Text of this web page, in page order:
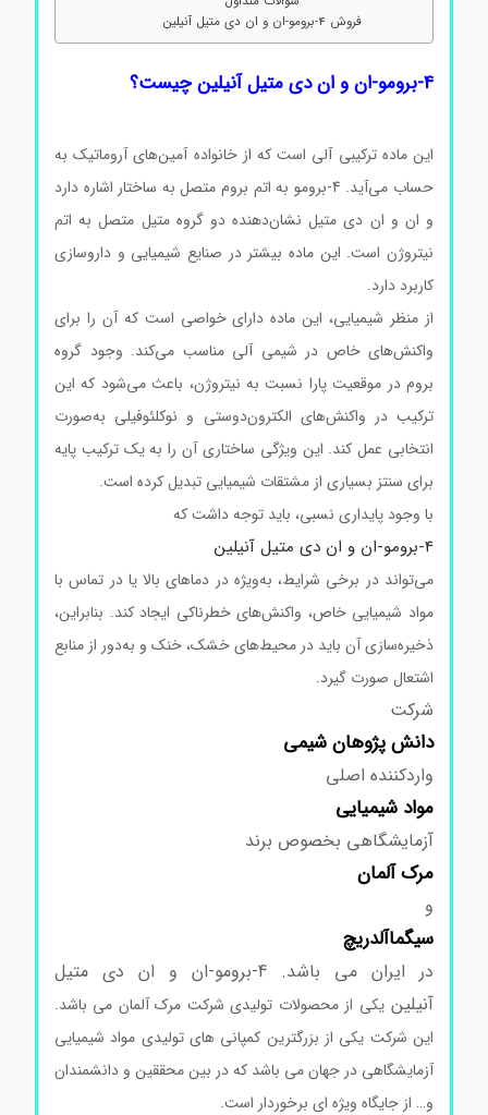
فروش 4-برومو-ان و ان دی متیل آنیلین
این ماده ترکیبی آلی است که از خانواده آمین‌های آروماتیک به
حساب می‌آید. 4-برومو به اتم بروم متصل به ساختار اشاره دارد
و ان و ان دی متیل نشان‌دهنده دو گروه متیل متصل به اتم
نیتروژن است. این ماده بیشتر در صنایع شیمیایی و داروسازی
کاربرد دارد.
از منظر شیمیایی، این ماده دارای خواصی است که آن را برای
واکنش‌های خاص در شیمی آلی مناسب می‌کند. وجود گروه
بروم در موقعیت پارا نسبت به نیتروژن، باعث می‌شود که این
ترکیب در واکنش‌های الکترون‌دوستی و نوکلئوفیلی به‌صورت
انتخابی عمل کند. این ویژگی ساختاری آن را به یک ترکیب پایه
برای سنتز بسیاری از مشتقات شیمیایی تبدیل کرده است.
با وجود پایداری نسبی، باید توجه داشت که
می‌تواند در برخی شرایط، به‌ویژه در دماهای بالا یا در تماس با
مواد شیمیایی خاص، واکنش‌های خطرناکی ایجاد کند. بنابراین،
ذخیره‌سازی آن باید در محیط‌های خشک، خنک و به‌دور از منابع
اشتعال صورت گیرد.
شرکت
دانش پژوهان شیمی
واردکننده اصلی
موادشیمیایی
آزمایشگاهی بخصوص برند
مرکآلمان
سیگماآلدریچ
در ایران می باشد. 4-برومو-ان و ان دی متیل
آنیلین یکی از محصولات تولیدی شرکت مرک آلمان می باشد.
این شرکت یکی از بزرگترین کمپانی های تولیدی مواد شیمیایی
آزمایشگاهی در جهان می باشد که در بین محققین و دانشمندان
و… از جایگاه ویژه ای برخوردار است.